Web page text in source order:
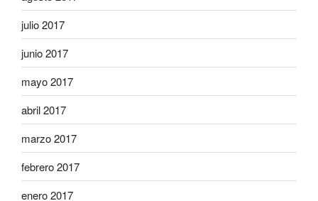
julio 2017
junio 2017
mayo 2017
abril 2017
marzo 2017
febrero 2017
enero 2017